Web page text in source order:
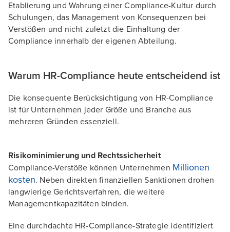
Etablierung und Wahrung einer Compliance-Kultur durch
Schulungen, das Management von Konsequenzen bei
Verstößen und nicht zuletzt die Einhaltung der
Compliance innerhalb der eigenen Abteilung.
Warum HR-Compliance heute entscheidend ist
Die konsequente Berücksichtigung von HR-Compliance
ist für Unternehmen jeder Größe und Branche aus
mehreren Gründen essenziell.
Risikominimierung und Rechtssicherheit
Compliance-Verstöße können Unternehmen Millionen
kosten. Neben direkten finanziellen Sanktionen drohen
langwierige Gerichtsverfahren, die weitere
Managementkapazitäten binden.
Eine durchdachte HR-Compliance-Strategie identifiziert